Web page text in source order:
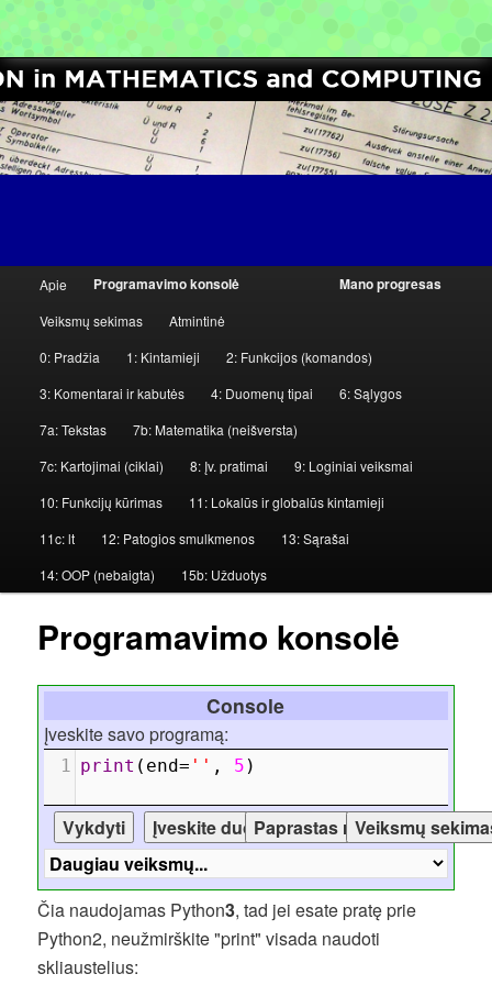
[Python for Students and Teachers]
m
Eiti
pagrindinį
turinį
Eiti
antrinio
turinio
Mano progresas
Apie Programavimo konsolė
Veiksmų sekimas
Atmintinė
0: Pradžia
1: Kintamieji
2: Funkcijos (komandos)
3: Komentarai ir kabutės
4: Duomenų tipai
6: Sąlygos
7a: Tekstas
7b: Matematika (neišversta)
7c: Kartojimai (ciklai)
8: Įv. pratimai
9: Loginiai veiksmai
10: Funkcijų kūrimas
11: Lokalūs ir globalūs kintamieji
11c: lt
12: Patogios smulkmenos
13: Sąrašai
14: OOP (nebaigta)
15b: Užduotys
Programavimo konsolė
Console
Įveskite savo programą:
1 print ( end= '' , 5 )
Čia naudojamas Python3, tad jei esate pratę prie
Python2, neužmirškite "print" visada naudoti
skliaustelius:
Computer Science Circles